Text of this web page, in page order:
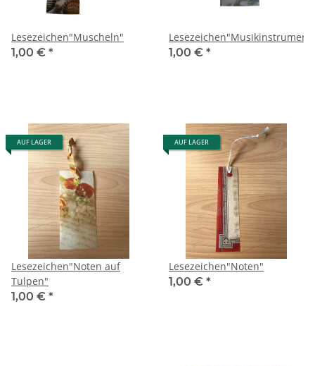
Lesezeichen"Muscheln"
1,00 € *
1,00 € *
AUF LAGER
Lesezeichen"Noten auf
Tulpen"
1,00 € *
AUF LAGER
Lesezeichen"Noten"
1,00 € *